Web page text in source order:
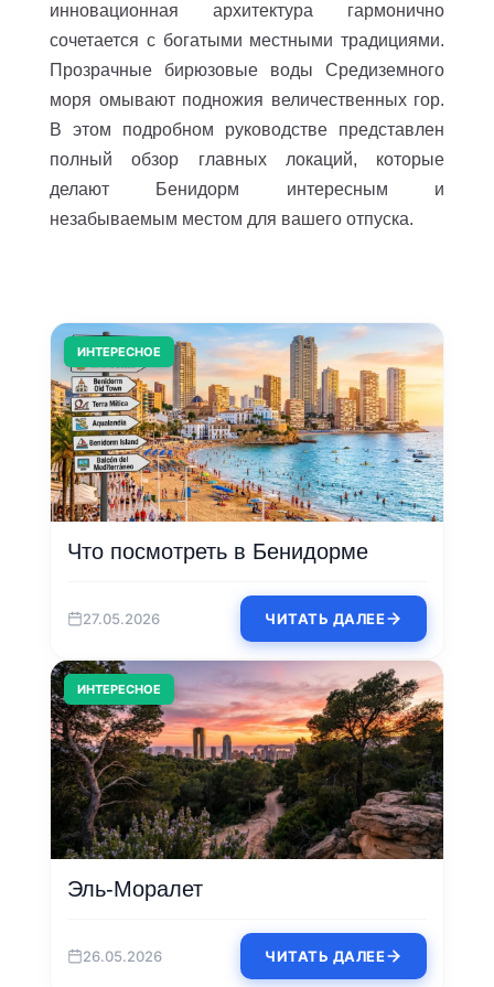
инновационная архитектура гармонично
сочетается с богатыми местными традициями.
Прозрачные бирюзовые воды Средиземного
моря омывают подножия величественных гор.
В этом подробном руководстве представлен
полный обзор главных локаций, которые
делают Бенидорм интересным и
незабываемым местом для вашего отпуска.
ИНТЕРЕСНОЕ
Что посмотреть в Бенидорме
27.05.2026 ЧИТАТЬ ДАЛЕЕ
ИНТЕРЕСНОЕ
Эль-Моралет
26.05.2026 ЧИТАТЬ ДАЛЕЕ